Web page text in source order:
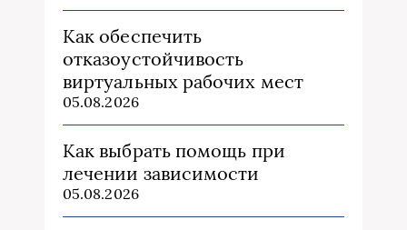
Как обеспечить
отказоустойчивость
виртуальных рабочих мест
05.08.2026
Как выбрать помощь при
лечении зависимости
05.08.2026